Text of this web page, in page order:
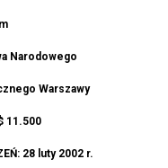
Narodowego
Warszawy
11.500
28 luty 2002 r.